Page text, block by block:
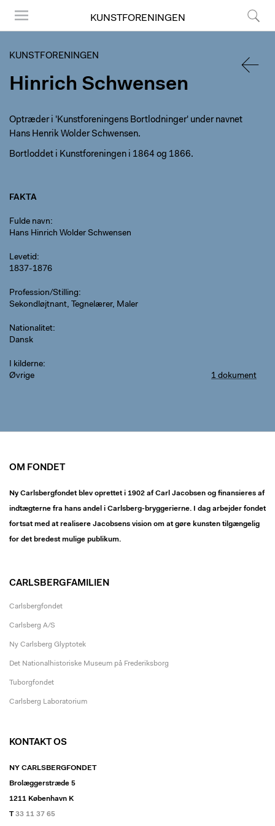
KUNSTFORENINGEN
KUNSTFORENINGEN
Hinrich Schwensen
Optræder i 'Kunstforeningens Bortlodninger' under navnet
Hans Henrik Wolder Schwensen.
Bortloddet i Kunstforeningen i 1864 og 1866.
FAKTA
Fulde navn
Hans Hinrich Wolder Schwensen
Levetid
1837-1876
Profession/Stilling
Sekondløjtnant, Tegnelærer, Maler
Nationalitet
Dansk
I kilderne
Øvrige
1 dokument
OM FONDET
Ny Carlsbergfondet blev oprettet i 1902 af Carl Jacobsen og finansieres af
indtægterne fra hans andel i Carlsberg-bryggerierne. I dag arbejder fondet
fortsat med at realisere Jacobsens vision om at gøre kunsten tilgængelig
for det bredest mulige publikum.
CARLSBERGFAMILIEN
Carlsbergfondet
Carlsberg A/S
Ny Carlsberg Glyptotek
Det Nationalhistoriske Museum på Frederiksborg
Tuborgfondet
Carlsberg Laboratorium
KONTAKT OS
NY CARLSBERGFONDET
Brolæggerstræde 5
1211 København K
T33 11 37 65